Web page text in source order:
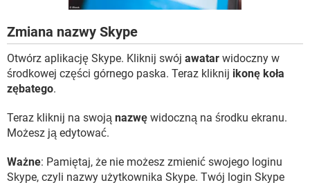
Zmiana nazwy Skype
Otwórz aplikację Skype. Kliknij swój awatar widoczny w
środkowej części górnego paska. Teraz kliknij ikonę koła
zębatego.
Teraz kliknij na swoją nazwę widoczną na środku ekranu.
Możesz ją edytować.
Ważne: Pamiętaj, że nie możesz zmienić swojego loginu
Skype, czyli nazwy użytkownika Skype. Twój login Skype